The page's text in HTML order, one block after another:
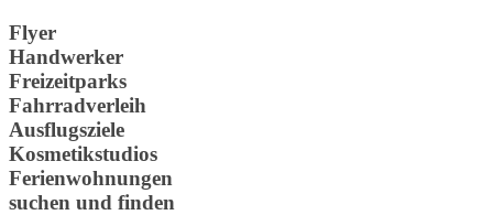
Flyer
Handwerker
Freizeitparks
Fahrradverleih
Ausflugsziele
Kosmetikstudios
Ferienwohnungen
suchen und finden